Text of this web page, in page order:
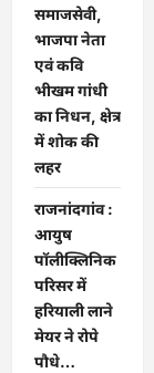
समाजसेवी,
भाजपा नेता
एवं कवि
भीखम गांधी
का निधन, क्षेत्र
में शोक की
लहर
राजनांदगांव :
आयुष
पॉलीक्लिनिक
परिसर में
हरियाली लाने
मेयर ने रोपे
पौधे…